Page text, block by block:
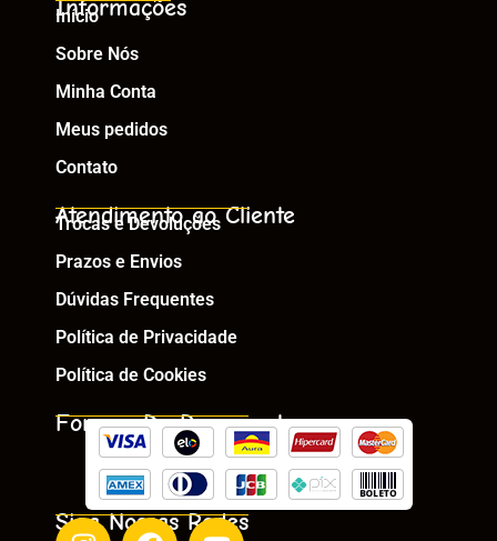
Informações
Início
Sobre Nós
Minha Conta
Meus pedidos
Contato
Atendimento ao Cliente
Trocas e Devoluções
Prazos e Envios
Dúvidas Frequentes
Política de Privacidade
Política de Cookies
Formas De Pagamento
Siga Nossas Redes